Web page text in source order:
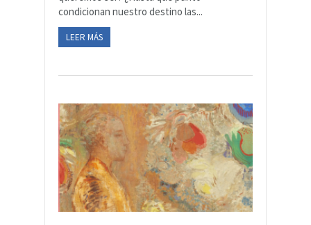
condicionan nuestro destino las...
LEER MÁS